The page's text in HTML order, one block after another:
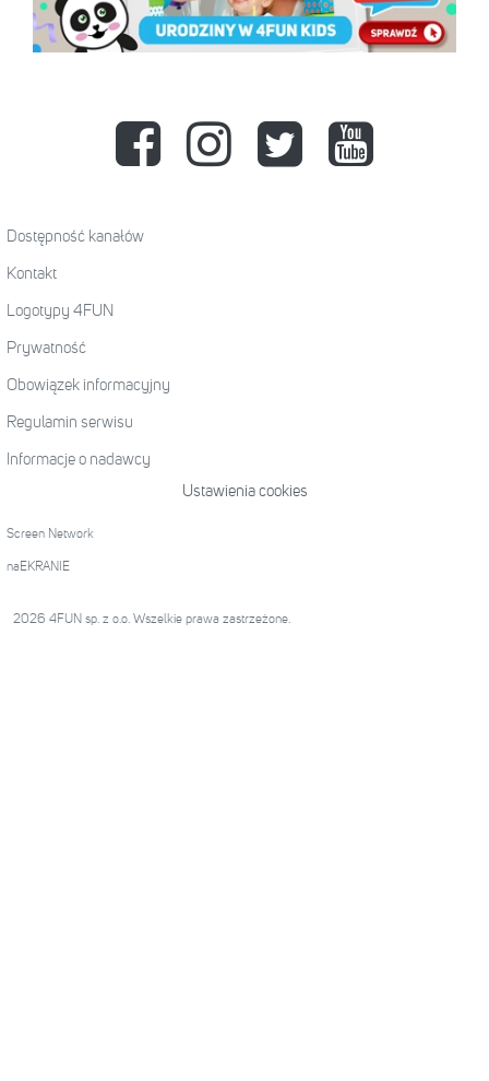
Dostępność kanałów
Kontakt
Logotypy 4FUN
Prywatność
Obowiązek informacyjny
Regulamin serwisu
Informacje o nadawcy
Ustawienia cookies
Screen Network
naEKRANIE
2026 4FUN sp. z o.o. Wszelkie prawa zastrzeżone.